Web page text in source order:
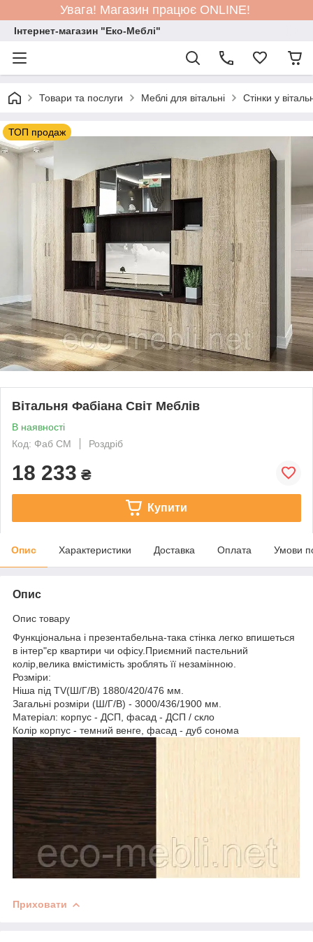
Увага! Магазин працює ONLINE!
Інтернет-магазин "Еко-Меблі"
Товари та послуги Меблі для вітальні Стінки у
ТОП продаж
Вітальня Фабіана Світ Меблів
В наявності
Код: Фаб СМ
Роздріб
18 233 ₴
Купити
Опис Характеристики Доставка Оплата Умови
Опис
Опис товару
Функціональна і презентабельна-така стінка легко впишеться
в інтер"єр квартири чи офісу.Приємний пастельний
колір,велика вмістимість зроблять її незамінною.
Розміри:
Ніша під TV(Ш/Г/В) 1880/420/476 мм.
Загальні розміри (Ш/Г/В) - 3000/436/1900 мм.
Матеріал: корпус - ДСП, фасад - ДСП / скло
Колір корпус - темний венге, фасад - дуб сонома
Приховати